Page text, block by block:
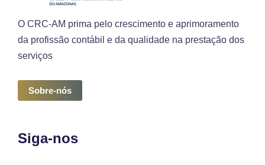
O CRC-AM prima pelo crescimento e aprimoramento
da profissão contábil e da qualidade na prestação dos
serviços
Sobre-nós
Siga-nos